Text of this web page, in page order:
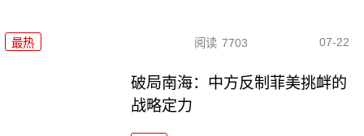
最热 阅读 7703 07-22
破局南海：中方反制菲美挑衅的
战略定力